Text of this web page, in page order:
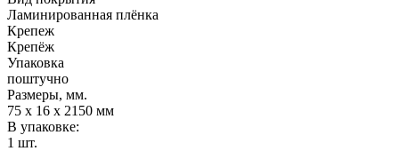
Ламинированная плёнка
Крепеж
Крепёж
Упаковка
поштучно
Размеры, мм.
75 х 16 х 2150 мм
В упаковке:
1 шт.